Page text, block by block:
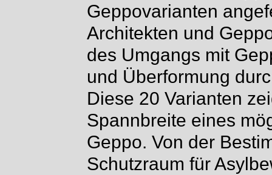
Geppovarianten
Architekten und
des Umgangs mit
und Überformung
Diese 20 Varianten
Spannbreite eines
Geppo. Von der
Schutzraum für